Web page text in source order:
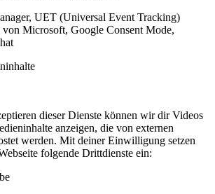
UET (Universal Event Tracking)
von Microsoft, Google Consent Mode,
dieser Dienste können wir dir Videos
anzeigen, die von externen
werden. Mit deiner Einwilligung setzen
folgende Drittdienste ein: